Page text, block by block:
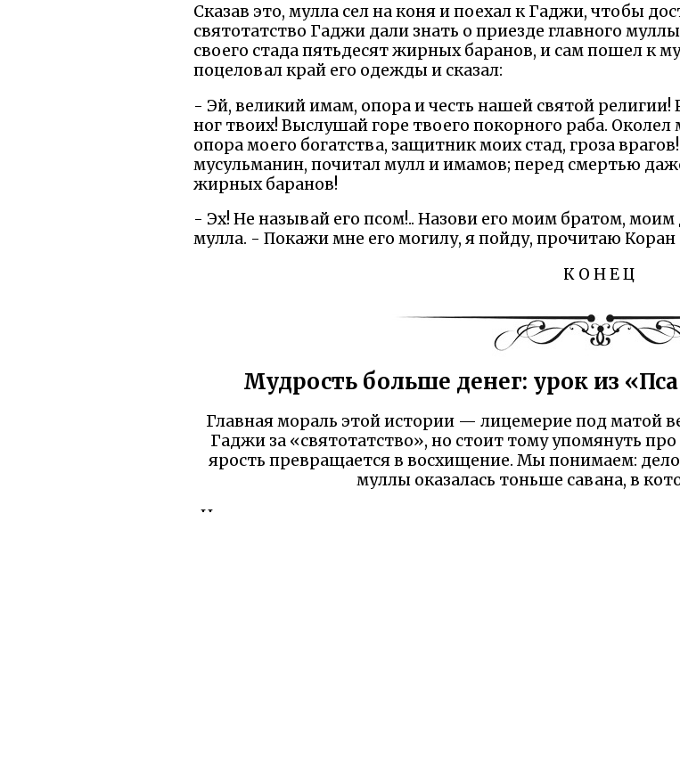
Сказав это, мулла сел на коня и поехал к Гаджи, чтобы
святотатство Гаджи дали знать о приезде главного
своего стада пятьдесят жирных баранов, и сам пошел к
поцеловал край его одежды и сказал:
- Эй, великий имам, опора и честь нашей святой
ног твоих! Выслушай горе твоего покорного раба.
опора моего богатства, защитник моих стад, гроза
мусульманин, почитал мулл и имамов; перед смертью
жирных баранов!
- Эх! Не называй его псом!.. Назови его моим братом,
мулла. - Покажи мне его могилу, я пойду, прочитаю Коран
К О Н Е Ц
Мудрость больше денег: урок из
Главная мораль этой истории — лицемерие под матой
Гаджи за «святотатство», но стоит тому упомянуть
ярость превращается в восхищение. Мы понимаем:
муллы оказалась тоньше савана, в
Но есть и вторая правда: настоящую ценность видит